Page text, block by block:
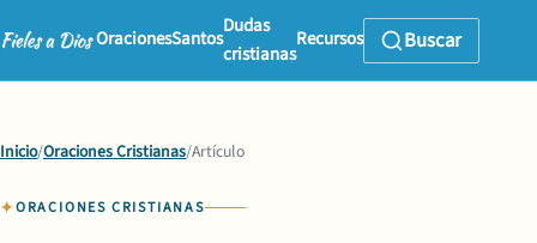
OracionesSantos
Dudas
cristianas
Recursos Buscar
Inicio/Oraciones Cristianas/Artículo
ORACIONES CRISTIANAS